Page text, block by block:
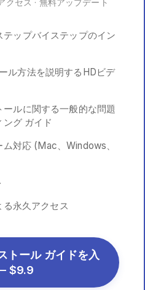
クセス · 無料アップデート
ップバイステップのイン
ル方法を説明するHDビデ
ルに関する一般的な問題
グ ガイド
対応 (Mac、Windows、
永久アクセス
トール ガイドを入
$9.9